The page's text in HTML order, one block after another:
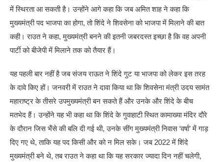
में स्थिरता आ सकती है। उन्होंने आगे कहा कि जब अमित शाह ने कहा कि
मुख्यमंत्री पद भाजपा का होगा, तो शिंदे ने शिवसेना को भाजपा में मिलाने की बात
कही। राउत ने कहा, मुख्यमंत्री बनने की इतनी जबरदस्त इच्छा है कि वह अपनी
पार्टी को बीजेपी में मिलाने तक को तैयार हैं।
यह पहली बार नहीं है जब संजय राऊत ने शिंदे गुट या भाजपा को लेकर इस तरह
के दावे किए हों। जनवरी में राउत ने दावा किया था कि शिवसेना मंत्री उदय सामंत
महाराष्ट्र के तीसरे उपमुख्यमंत्री बन सकते हैं और उनके और शिंदे के बीच
मतभेद हैं। उन्होंने यह भी कहा था कि शिंदे के गुवाहाटी स्थित कामाख्या मंदिर दौरे
के दौरान जिस भैंसे की बलि दी गई थी, उनके सींग मुख्यमंत्री निवास ‘वर्षा’ में गाड़
दिए गए थे, ताकि यह पद किसी और को न मिल सके। जब 2022 में शिंदे
मुख्यमंत्री बने थे, तब राउत ने कहा था कि यह सरकार ज्यादा दिन नहीं चलेगी,